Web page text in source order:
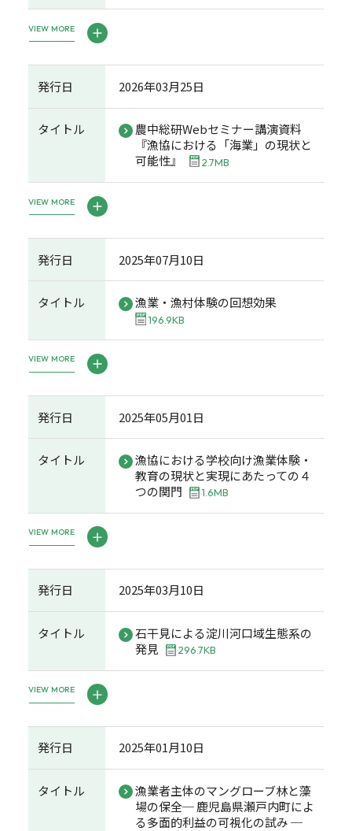
VIEW MORE
発行日 2026年03月25日
タイトル
農中総研Webセミナー講演資料
『漁協における「海業」の現状と
可能性』
2.7MB
VIEW MORE
発行日 2025年07月10日
タイトル 漁業・漁村体験の回想効果
196.9KB
VIEW MORE
発行日 2025年05月01日
タイトル
漁協における学校向け漁業体験・
教育の現状と実現にあたっての４
つの関門
1.6MB
VIEW MORE
発行日 2025年03月10日
タイトル
石干見による淀川河口域生態系の
発見
296.7KB
VIEW MORE
発行日 2025年01月10日
タイトル
漁業者主体のマングローブ林と藻
場の保全─ 鹿児島県瀬戸内町によ
る多面的利益の可視化の試み ─